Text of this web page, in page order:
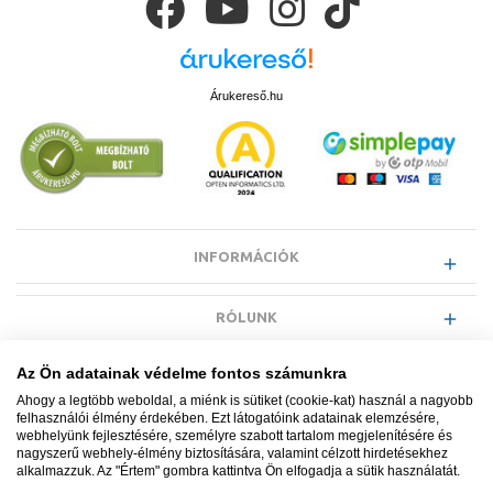
Felhasználói felület
Gombok
Nem
Árukereső.hu
INFORMÁCIÓK
RÓLUNK
EGYÉB INFORMÁCIÓK
VÁSÁRLÓI INFORMÁCIÓK
Az Ön adatainak védelme fontos számunkra
Ahogy a legtöbb weboldal, a miénk is sütiket (cookie-kat) használ a nagyobb
felhasználói élmény érdekében. Ezt látogatóink adatainak elemzésére,
webhelyünk fejlesztésére, személyre szabott tartalom megjelenítésére és
nagyszerű webhely-élmény biztosítására, valamint célzott hirdetésekhez
alkalmazzuk. Az "Értem" gombra kattintva Ön elfogadja a sütik használatát.